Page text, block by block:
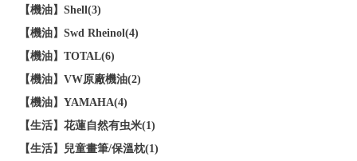
【機油】Shell(3)
【機油】Swd Rheinol(4)
【機油】TOTAL(6)
【機油】VW原廠機油(2)
【機油】YAMAHA(4)
【生活】花蓮自然有虫米(1)
【生活】兒童畫筆/保溫枕(1)